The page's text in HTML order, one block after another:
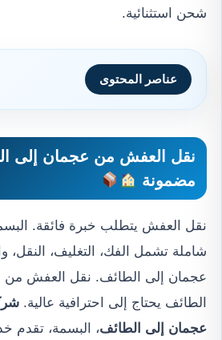
شحن استثنائية.
عناصر المحتوى
نقل العفش من عجمان إلى
مضمونة
نقل العفش يتطلب خبرة فائقة.
شاملة تشمل الفك، التغليف، النقل،
عجمان إلى الطائف. نقل العفش من
الطائف يحتاج إلى احترافية عالية.
عجمان إلى الطائف، البسمة، تقدم